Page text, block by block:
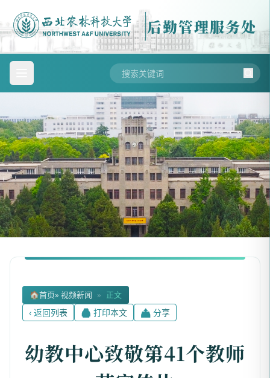
后勤管理服务处
🏠首页» 视频新闻 » 正文
‹ 返回列表 🖨 打印本文 📤 分享
幼教中心致敬第41个教师